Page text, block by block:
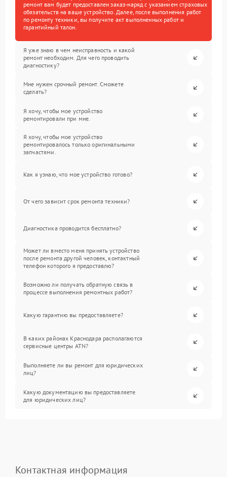
ремонт вам будет предоставлен заказ-наряд с указанием страховых
обязательств на ваше устройство. Далее, после выполнения работ
по ремонту техники, вы получите акт выполненных работ и
гарантийный талон.
Я уже знаю в чем неисправность и какой
ремонт необходим. Для чего проводить
диагностику?
Мне нужен срочный ремонт. Сможете
сделать?
Я хочу, чтобы мое устройство
ремонтировали при мне.
Я хочу, чтобы мое устройство
ремонтировалось только оригинальными
запчастями.
Как я узнаю, что мое устройство готово?
От чего зависит срок ремонта техники?
Диагностика проводится бесплатно?
Может ли вместо меня принять устройство
после ремонта другой человек, контактный
телефон которого я предоставлю?
Возможно ли получать обратную связь в
процессе выполнения ремонтных работ?
Какую гарантию вы предоставляете?
В каких районах Краснодара располагаются
сервисные центры ATN?
Выполняете ли вы ремонт для юридических
лиц?
Какую документацию вы предоставляете
для юридических лиц?
Контактная информация